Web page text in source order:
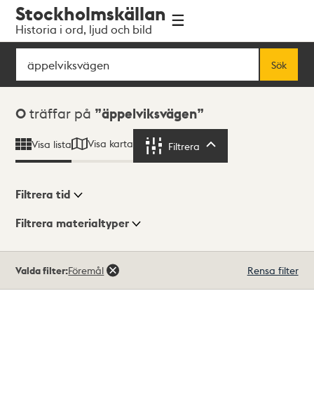
navigationen
huvudinnehållet
Stockholmskällan
Historia i ord, ljud och bild
Sök
Sök
Sökresultat
0 träffar på äppelviksvägen
Visa lista Visa karta Filtrera
Visningsläge
Filtrera tid
Filtrera materialtyper
träffar
Valda filter:Föremål Rensa filter